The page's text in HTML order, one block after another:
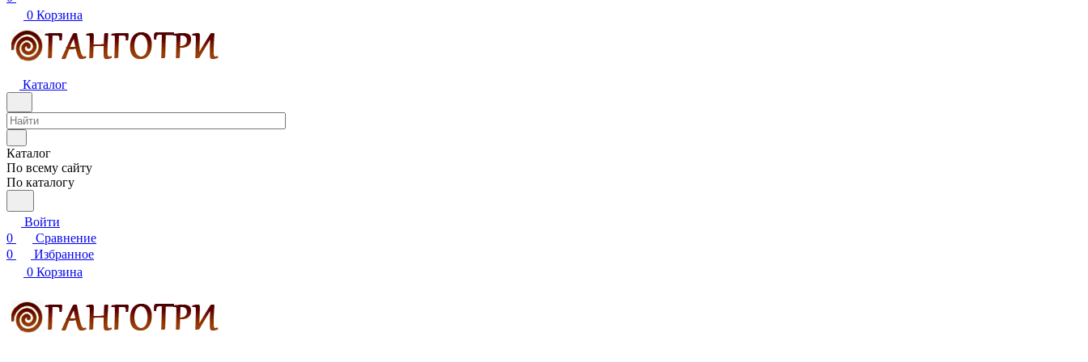
0 Корзина
Каталог
Каталог
По всему сайту
По каталогу
Войти
0
Сравнение
0
Избранное
0 Корзина